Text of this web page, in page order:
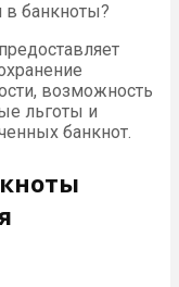
в банкноты?
возможность
льготы и
банкнот.